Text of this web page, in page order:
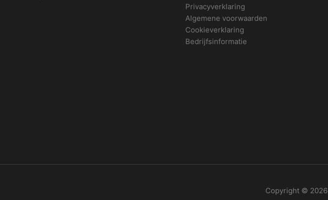
Privacyverklaring
Algemene voorwaarden
Cookieverklaring
Bedrijfsinformatie
Copyright © 2026